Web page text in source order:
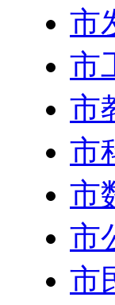
市
市
市
市
市
市
市